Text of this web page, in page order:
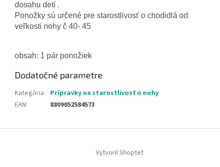
dosahu detí .
Ponožky sú určené pre starostlivosť o chodidlá od
veľkosti nohy č 40- 45
obsah: 1 pár ponožiek
Dodatočné parametre
Kategória: Prípravky na starostlivosť o nohy
EAN: 8809052584573
Vytvoril Shoptet